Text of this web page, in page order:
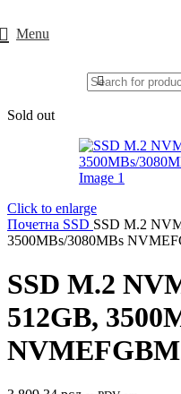
Menu
Sold out
Click to enlarge
Почетна SSD SSD M.2
3500MBs/3080MBs
SSD M.2
512GB,